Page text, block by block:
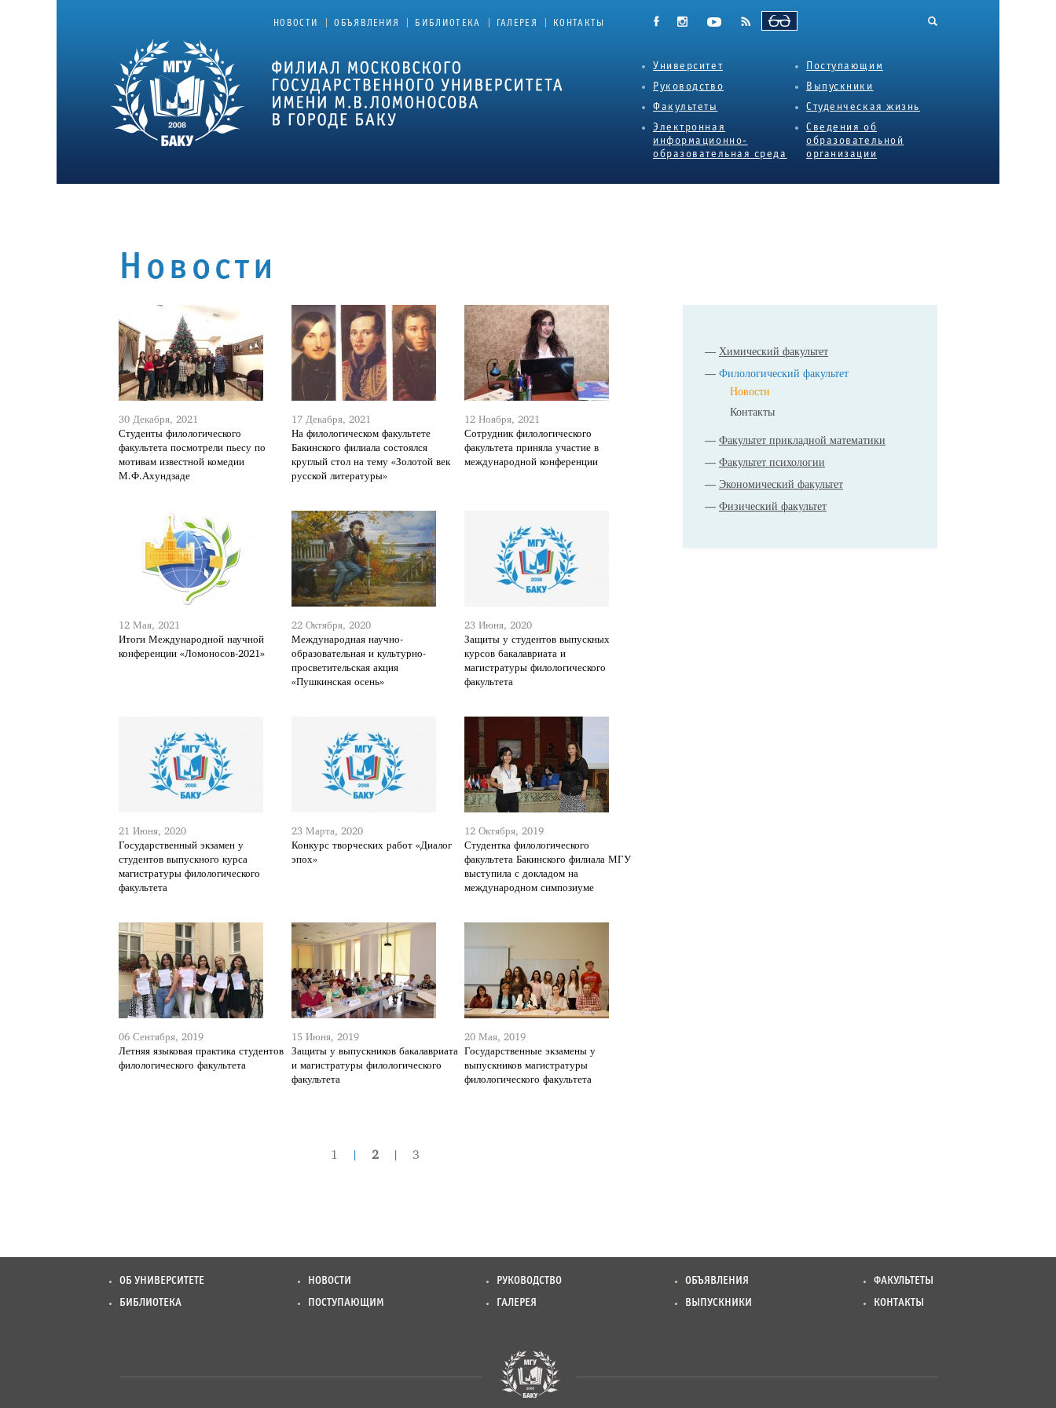
НОВОСТИ | ОБЪЯВЛЕНИЯ | БИБЛИОТЕКА | ГАЛЕРЕЯ | КОНТАКТЫ ВЕРСИЯ ДЛЯ СЛАБОВИДЯЩИХ
Университет
Руководство
Факультеты
Электронная
информационно-
образовательная среда
Поступающим
Выпускники
Студенческая жизнь
Сведения об
образовательной
организации
Новости
30 Декабря, 2021
Студенты филологического
факультета посмотрели пьесу по
мотивам известной комедии
М.Ф.Ахундзаде
17 Декабря, 2021
На филологическом факультете
Бакинского филиала состоялся
круглый стол на тему «Золотой век
русской литературы»
12 Ноября, 2021
Сотрудник филологического
факультета приняла участие в
международной конференции
12 Мая, 2021
Итоги Международной научной
конференции «Ломоносов-2021»
22 Октября, 2020
Международная научно-
образовательная и культурно-
просветительская акция
«Пушкинская осень»
23 Июня, 2020
Защиты у студентов выпускных
курсов бакалавриата и
магистратуры филологического
факультета
21 Июня, 2020
Государственный экзамен у
студентов выпускного курса
магистратуры филологического
факультета
23 Марта, 2020
Конкурс творческих работ «Диалог
эпох»
12 Октября, 2019
Студентка филологического
факультета Бакинского филиала МГУ
выступила с докладом на
международном симпозиуме
06 Сентября, 2019
Летняя языковая практика студентов
филологического факультета
15 Июня, 2019
Защиты у выпускников бакалавриата
и магистратуры филологического
факультета
20 Мая, 2019
Государственные экзамены у
выпускников магистратуры
филологического факультета
1 | 2 | 3
Химический факультет
Филологический факультет
Новости
Контакты
Факультет прикладной математики
Факультет психологии
Экономический факультет
Физический факультет
ОБ УНИВЕРСИТЕТЕ НОВОСТИ РУКОВОДСТВО ОБЪЯВЛЕНИЯ ФАКУЛЬТЕТЫ
БИБЛИОТЕКА ПОСТУПАЮЩИМ ГАЛЕРЕЯ ВЫПУСКНИКИ КОНТАКТЫ